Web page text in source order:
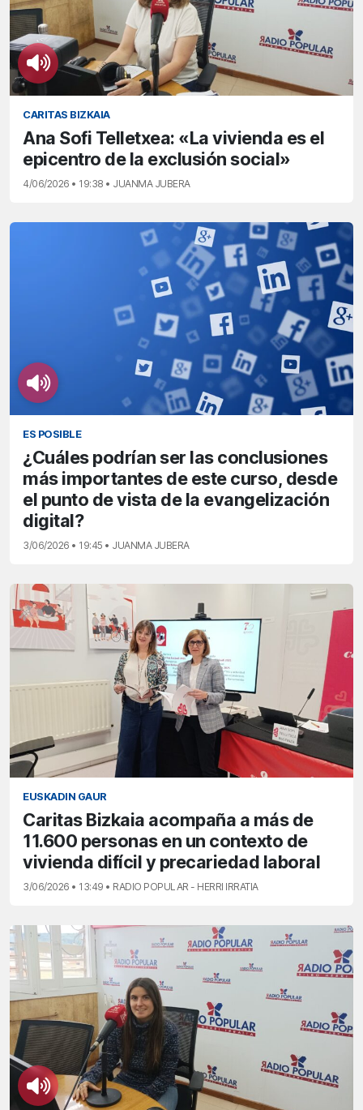
CARITAS BIZKAIA
Ana Sofi Telletxea: «La vivienda es el
epicentro de la exclusión social»
4/06/2026 • 19:38 • JUANMA JUBERA
ES POSIBLE
¿Cuáles podrían ser las conclusiones
más importantes de este curso, desde
el punto de vista de la evangelización
digital?
3/06/2026 • 19:45 • JUANMA JUBERA
EUSKADIN GAUR
Caritas Bizkaia acompaña a más de
11.600 personas en un contexto de
vivienda difícil y precariedad laboral
3/06/2026 • 13:49 • RADIO POPULAR - HERRI IRRATIA